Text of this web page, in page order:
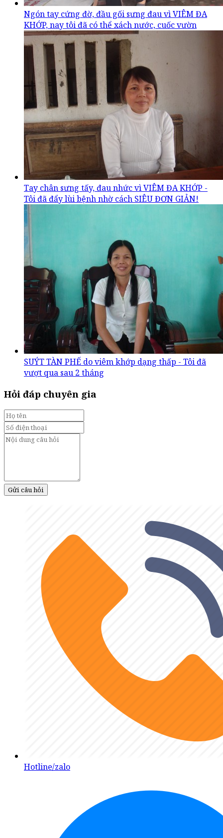
Ngón tay cứng đờ, đầu gối sưng đau vì VIÊM ĐA
KHỚP, nay tôi đã có thể xách nước, cuốc vườn
Tay chân sưng tấy, đau nhức vì VIÊM ĐA KHỚP -
Tôi đã đẩy lùi bệnh nhờ cách SIÊU ĐƠN GIẢN!
SUÝT TÀN PHẾ do viêm khớp dạng thấp - Tôi đã
vượt qua sau 2 tháng
Hỏi đáp chuyên gia
Gửi câu hỏi
Hotline/zalo